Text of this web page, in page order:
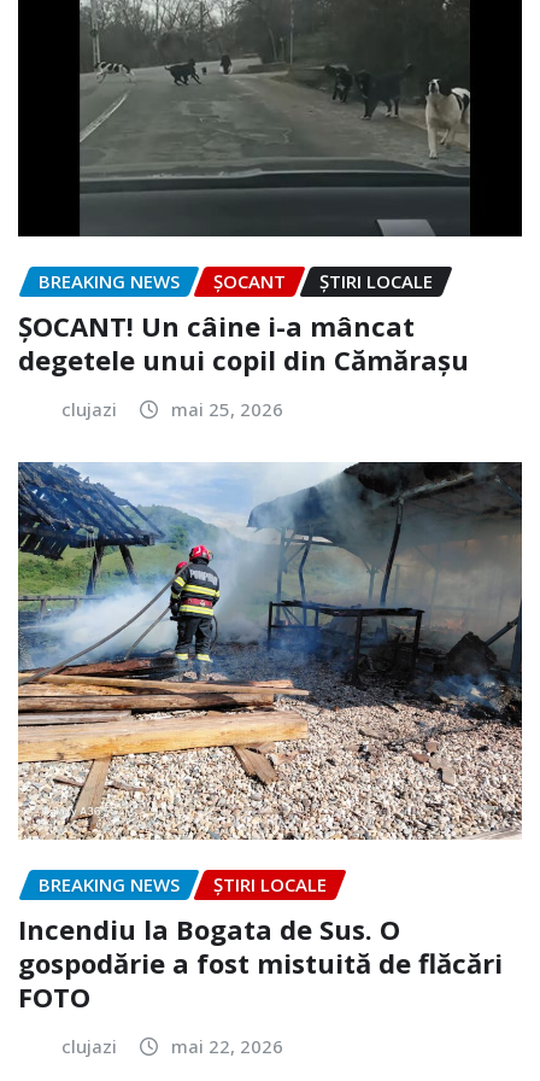
BREAKING NEWS ȘOCANT ȘTIRI LOCALE
ȘOCANT! Un câine i-a mâncat
degetele unui copil din Cămărașu
clujazi mai 25, 2026
BREAKING NEWS ȘTIRI LOCALE
Incendiu la Bogata de Sus. O
gospodărie a fost mistuită de flăcări
FOTO
clujazi mai 22, 2026